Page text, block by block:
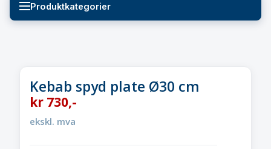
Produktkategorier
Kebab spyd plate Ø30 cm
kr 730,-
ekskl. mva